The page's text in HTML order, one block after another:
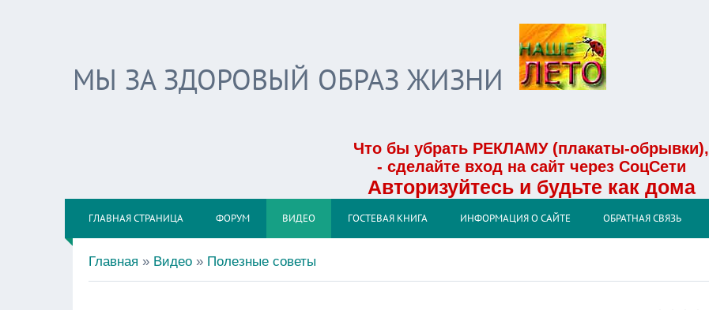
МЫ ЗА ЗДОРОВЫЙ ОБРАЗ ЖИЗНИ
Что бы убрать РЕКЛАМУ (плакаты-обрывки),
- сделайте вход на сайт через СоцСети
Авторизуйтесь и будьте как дома
ГЛАВНАЯ СТРАНИЦА ФОРУМ ВИДЕО ГОСТЕВАЯ КНИГА ИНФОРМАЦИЯ О САЙТЕ ОБРАТНАЯ СВЯЗЬ
Главная » Видео » Полезные советы